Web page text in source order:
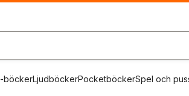
böckerLjudböckerPocketböckerSpel och